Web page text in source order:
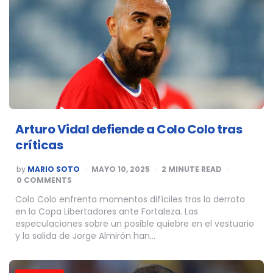
Arturo Vidal defiende a Colo Colo tras
críticas
POSTED
BY
by MARIO SOTO MAYO 10, 2025 2 MINUTE READ
0 COMMENTS
Colo Colo enfrenta momentos difíciles tras la derrota
en la Copa Libertadores ante Fortaleza. Las
especulaciones sobre un posible quiebre en el vestuario
y la salida de Jorge Almirón han…